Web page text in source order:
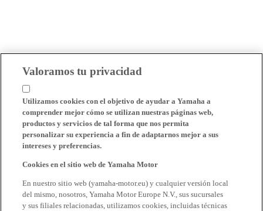
Valoramos tu privacidad
Utilizamos cookies con el objetivo de ayudar a Yamaha a
comprender mejor cómo se utilizan nuestras páginas web,
productos y servicios de tal forma que nos permita
personalizar su experiencia a fin de adaptarnos mejor a sus
intereses y preferencias.
Cookies en el sitio web de Yamaha Motor
En nuestro sitio web (yamaha-motor.eu) y cualquier versión local
del mismo, nosotros, Yamaha Motor Europe N.V., sus sucursales
y sus filiales relacionadas, utilizamos cookies, incluidas técnicas